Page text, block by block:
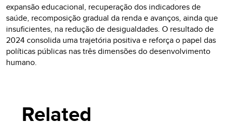
expansão educacional, recuperação dos indicadores de
saúde, recomposição gradual da renda e avanços, ainda que
insuficientes, na redução de desigualdades. O resultado de
2024 consolida uma trajetória positiva e reforça o papel das
políticas públicas nas três dimensões do desenvolvimento
humano.
Related